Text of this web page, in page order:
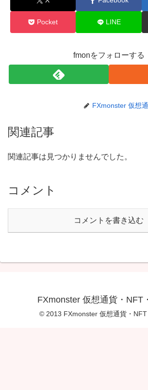
Pocket LINE
fmonをフォローする
FXmonster 仮想
関連記事
関連記事は見つかりませんでした。
コメント
コメントを書き込む
FXmonster 仮想通貨・NFT
© 2013 FXmonster 仮想通貨・NFT